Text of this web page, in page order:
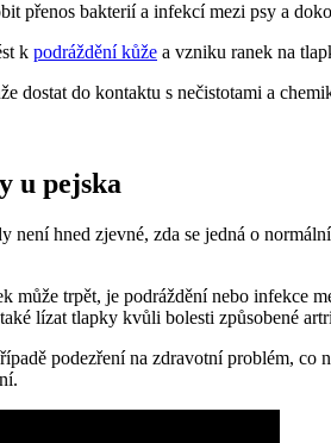
přenos bakterií a infekcí mezi psy a
k podráždění kůže a vzniku ranek na
dostat do kontaktu s nečistotami a
u pejska
není hned zjevné, zda se jedná o
může trpět, je podráždění nebo infekce
lízat tlapky kvůli bolesti způsobené
podezření na zdravotní problém,